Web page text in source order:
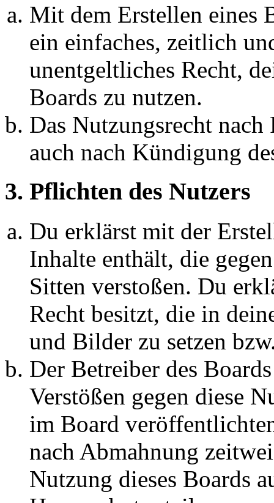
Mit dem Erstellen eines
ein einfaches, zeitlich
unentgeltliches Recht,
Boards zu nutzen.
Das Nutzungsrecht
auch nach Kündigung
3. Pflichten des Nutzers
Du erklärst mit der
Inhalte enthält, die
Sitten verstoßen. Du
Recht besitzt, die in
und Bilder zu setzen
Der Betreiber des
Verstößen gegen diese
im Board
nach Abmahnung
Nutzung dieses Boards